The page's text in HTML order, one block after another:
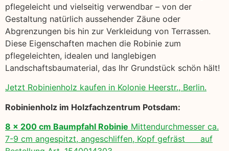
pflegeleicht und vielseitig verwendbar – von der
Gestaltung natürlich aussehender Zäune oder
Abgrenzungen bis hin zur Verkleidung von Terrassen.
Diese Eigenschaften machen die Robinie zum
pflegeleichten, idealen und langlebigen
Landschaftsbaumaterial, das Ihr Grundstück schön hält!
Jetzt Robinienholz kaufen in Kolonie Heerstr., Berlin.
Robinienholz im Holzfachzentrum Potsdam:
8 x 200 cm Baumpfahl Robinie Mittendurchmesser ca.
7-9 cm angespitzt, angeschliffen, Kopf gefräst auf